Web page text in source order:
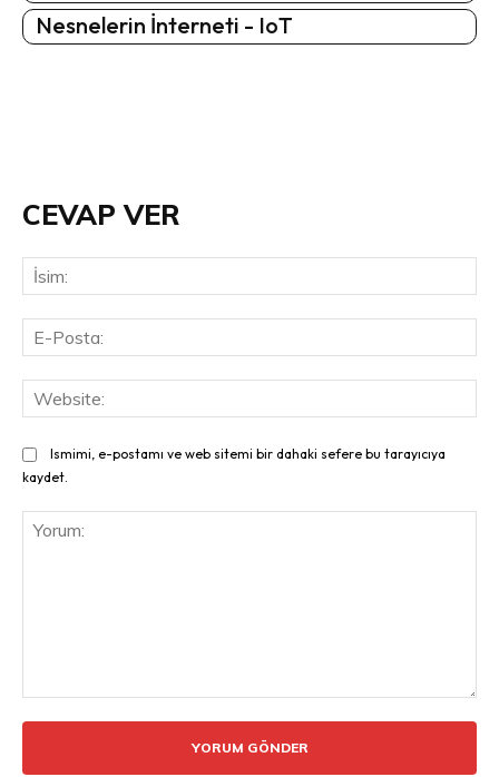
Nesnelerin İnterneti - IoT
CEVAP VER
Ismimi, e-postamı ve web sitemi bir dahaki sefere bu tarayıcıya
kaydet.